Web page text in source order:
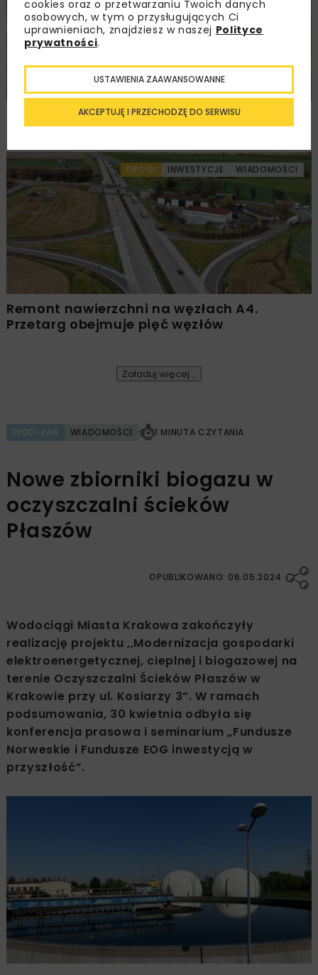
Rozbudowa DW450 między Mirkowem
a Wieruszowem z dofinansowaniem UE
DROGI INWESTYCJE WIADOMOŚCI
Remont nawierzchni na węzłach A4.
Przetarg obejmuje pięć węzłów
Załaduj więcej...
WOD-KAN WIADOMOŚCI 1 MINUTA CZYTANIA
Nowe zbiorniki biogazu w
oczyszczalni ścieków
Płaszów
OPUBLIKOWANO: 06.05.2024
Wodociągi Miasta Krakowa zakończyły
realizację projektu ,,Modernizacja gospodarki
elektroenergetycznej, cieplnej i biogazowej na
terenie Oczyszczalni Ścieków Płaszów w
Krakowie przy ul. Kosiarzy 3”. W ramach
podsumowania, 30 kwietnia odbyła się
konferencja prasowa i seminarium „Fundusze
Norweskie i Fundusze EOG inwestycją w
przyszłość”.
cookies oraz o przetwarzaniu Twoich danych
osobowych, w tym o przysługujących Ci
uprawnieniach, znajdziesz w naszej Polityce
prywatności.
AKCEPTUJĘ I PRZECHODZĘ DO SERWISU
USTAWIENIA ZAAWANSOWANNE